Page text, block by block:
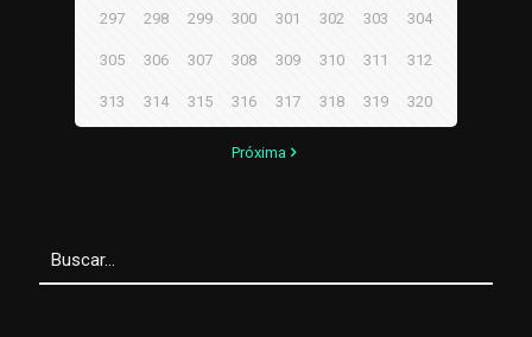
297 298 299 300 301 302 303 304
305 306 307 308 309 310 311 312
313 314 315 316 317 318 319 320
Próxima